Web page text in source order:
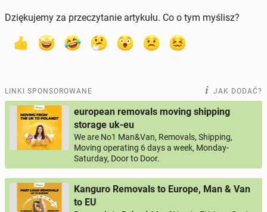
Dziękujemy za przeczytanie artykułu. Co o tym myślisz?
LINKI SPONSOROWANE JAK DODAĆ?
european removals moving shipping
storage uk-eu
We are No1 Man&Van, Removals, Shipping,
Moving operating 6 days a week, Monday-
Saturday, Door to Door.
Kanguro Removals to Europe, Man & Van
to EU